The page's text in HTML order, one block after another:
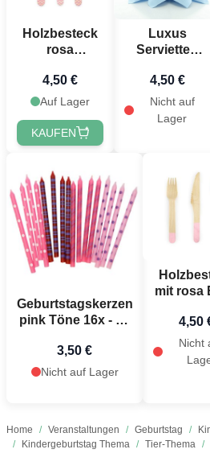
Home / Veranstaltungen / Geburtstag /
/
Kindergeburtstag Thema / Tier-Thema /
Holzbesteck
rosa
Teile - 16 cm
4,50 €
Auf Lager
KAUFEN
Luxus
Servietten
40x40 cm
4,50 €
Nicht auf
Lager
Geburtstagskerzen
pink Töne 16x - 15
3,50 €
Nicht auf Lager
mit rosa
cm
4,50
Nicht